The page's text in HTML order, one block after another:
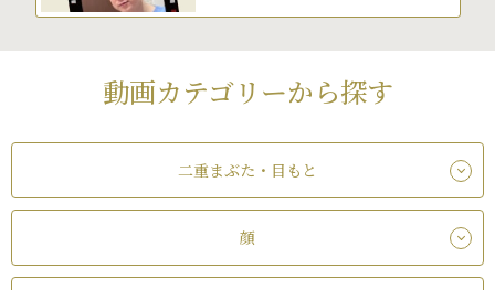
動画カテゴリーから探す
二重まぶた・目もと
顔